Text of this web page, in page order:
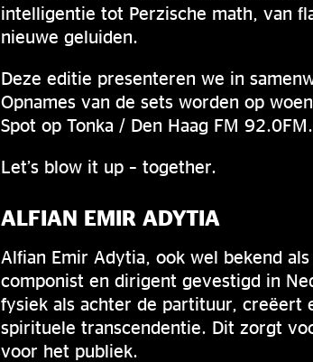
intelligentie tot Perzische math, van
nieuwe geluiden.
Deze editie presenteren we in
Opnames van de sets worden op
Spot op Tonka / Den Haag FM
Let’s blow it up – together.
ALFIAN EMIR ADYTIA
Alfian Emir Adytia, ook wel bekend
componist en dirigent gevestigd in
fysiek als achter de partituur, creëert
spirituele transcendentie. Dit zorgt
voor het publiek.